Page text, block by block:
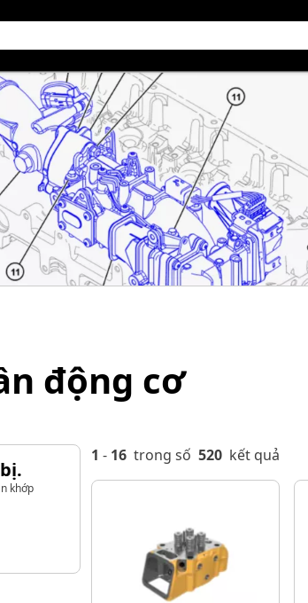
động cơ
khớp
1 - 16 trong số 520 kết quả